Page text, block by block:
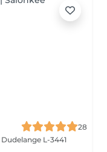
28
Dudelange L-3441